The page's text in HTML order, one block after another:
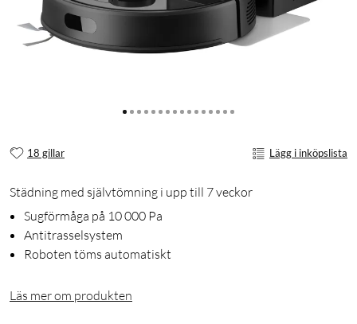
18 gillar Lägg i inköpslista
Städning med självtömning i upp till 7 veckor
Sugförmåga på 10 000 Pa
Antitrasselsystem
Roboten töms automatiskt
Läs mer om produkten